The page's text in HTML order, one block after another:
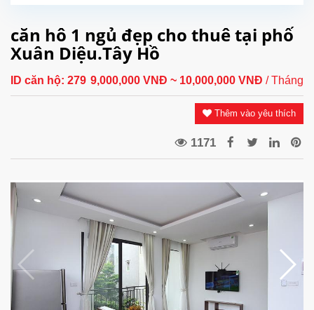
căn hô 1 ngủ đẹp cho thuê tại phố
Xuân Diệu.Tây Hồ
ID căn hộ: 279 9,000,000 VNĐ ~ 10,000,000 VNĐ / Tháng
Thêm vào yêu thích
1171